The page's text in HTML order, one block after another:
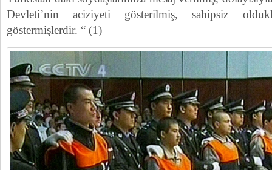
Devleti’nin aciziyeti gösterilmiş, sahipsiz
göstermişlerdir. “ (1)